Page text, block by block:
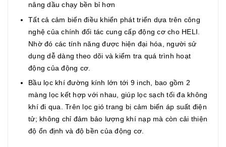
nâng dầu chạy bền bỉ hơn
Tất cả cảm biến điều khiển phát triển dựa trên công
nghệ của chính đối tác cung cấp động cơ cho HELI.
Nhờ đó các tính năng được hiện đại hóa, người sử
dụng dễ dàng theo dõi và kiểm tra quá trình hoạt
động của động cơ.
Bầu lọc khí đường kính lớn tới 9 inch, bao gồm 2
màng lọc kết hợp với nhau, giúp lọc sạch tối đa không
khí đi qua. Trên lọc gió trang bị cảm biến áp suất điện
tử; không chỉ đảm bảo lượng khí nạp mà còn cải thiện
độ ổn định và độ bền của động cơ.